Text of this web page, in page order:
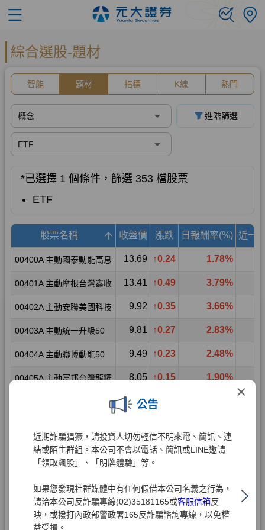
×
公告
近期詐騙猖獗，請投資人切勿輕信不明來電、簡訊、連
結或陌生群組。本公司不會以電話、簡訊或LINE邀請
「領取飆股」、「明牌體驗」等。
如果您發現社群媒體中有任何假借本公司名義之行為，
請洽本公司反詐騙專線(02)35181165或客服信箱反
映，或撥打內政部警政署165反詐騙諮詢專線，以免權
益受損。